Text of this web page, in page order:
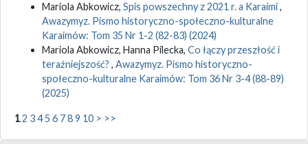
Mariola Abkowicz, Spis powszechny z 2021 r. a Karaimi,
Awazymyz. Pismo historyczno-społeczno-kulturalne
Karaimów: Tom 35 Nr 1-2 (82-83) (2024)
Mariola Abkowicz, Hanna Pilecka, Co łączy przeszłość i
teraźniejszość? , Awazymyz. Pismo historyczno-
społeczno-kulturalne Karaimów: Tom 36 Nr 3-4 (88-89)
(2025)
12 345 6 789 10 > >>